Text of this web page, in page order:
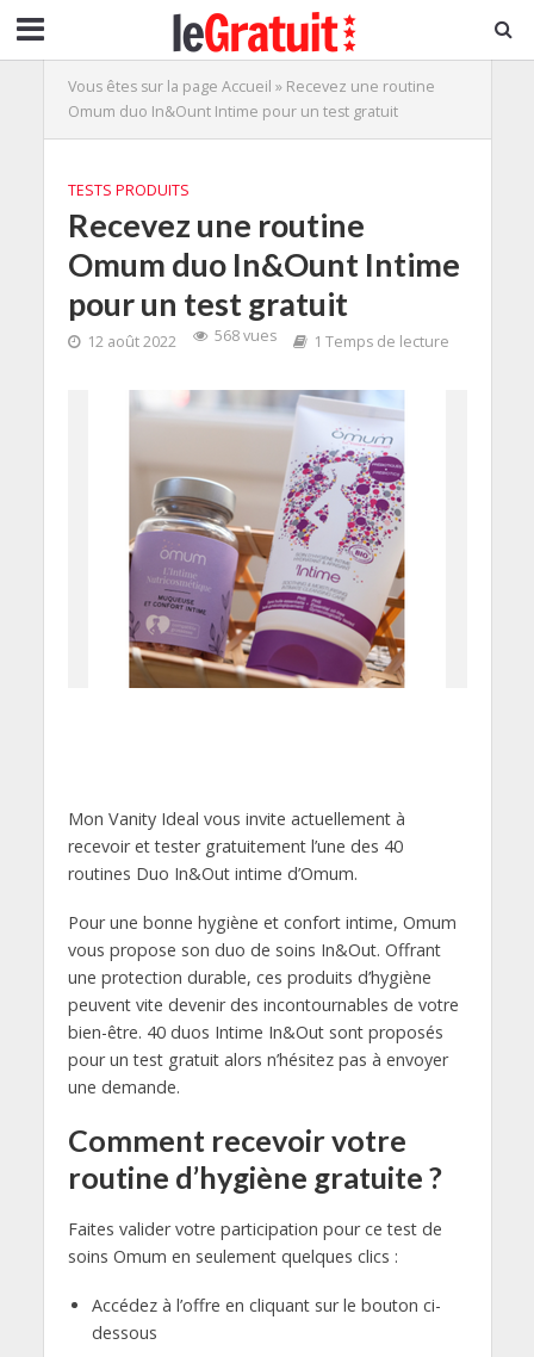
Vous êtes sur la page Accueil » Recevez une routine
Omum duo In&Ount Intime pour un test gratuit
TESTS PRODUITS
Recevez une routine
Omum duo In&Ount Intime
pour un test gratuit
12 août 2022 568 vues 1 Temps de lecture
Mon Vanity Ideal vous invite actuellement à
recevoir et tester gratuitement l’une des 40
routines Duo In&Out intime d’Omum.
Pour une bonne hygiène et confort intime, Omum
vous propose son duo de soins In&Out. Offrant
une protection durable, ces produits d’hygiène
peuvent vite devenir des incontournables de votre
bien-être. 40 duos Intime In&Out sont proposés
pour un test gratuit alors n’hésitez pas à envoyer
une demande.
Comment recevoir votre
routine d’hygiène gratuite ?
Faites valider votre participation pour ce test de
soins Omum en seulement quelques clics :
Accédez à l’offre en cliquant sur le bouton ci-
dessous